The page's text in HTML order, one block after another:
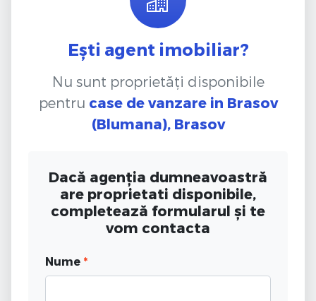
Ești agent imobiliar?
Nu sunt proprietăți disponibile
pentru case de vanzare in Brasov
(Blumana), Brasov
Dacă agenția dumneavoastră
are proprietati disponibile,
completează formularul și te
vom contacta
Nume *